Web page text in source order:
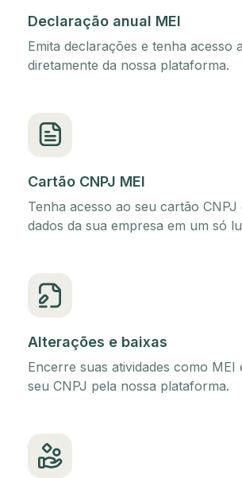
Declaração anual MEI
Emita declarações e tenha acesso
diretamente da nossa plataforma.
Cartão CNPJ MEI
Tenha acesso ao seu cartão CNPJ
dados da sua empresa em um só
Alterações e baixas
Encerre suas atividades como MEI
seu CNPJ pela nossa plataforma.